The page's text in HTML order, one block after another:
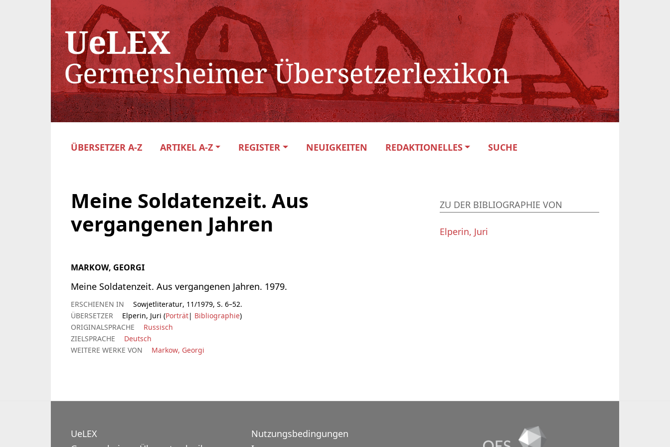
ÜBERSETZER A-Z ARTIKEL A-Z REGISTER NEUIGKEITEN REDAKTIONELLES SUCHE
Meine Soldatenzeit. Aus
vergangenen Jahren
MARKOW, GEORGI
Meine Soldatenzeit. Aus vergangenen Jahren. 1979.
ERSCHIENEN IN
Sowjetliteratur, 11/1979, S. 6–52.
ÜBERSETZER
Elperin, Juri (Porträt| Bibliographie)
ORIGINALSPRACHE
Russisch
ZIELSPRACHE
Deutsch
WEITERE WERKE VON
Markow, Georgi
ZU DER BIBLIOGRAPHIE VON
Elperin, Juri
UeLEX
Nutzungsbedingungen